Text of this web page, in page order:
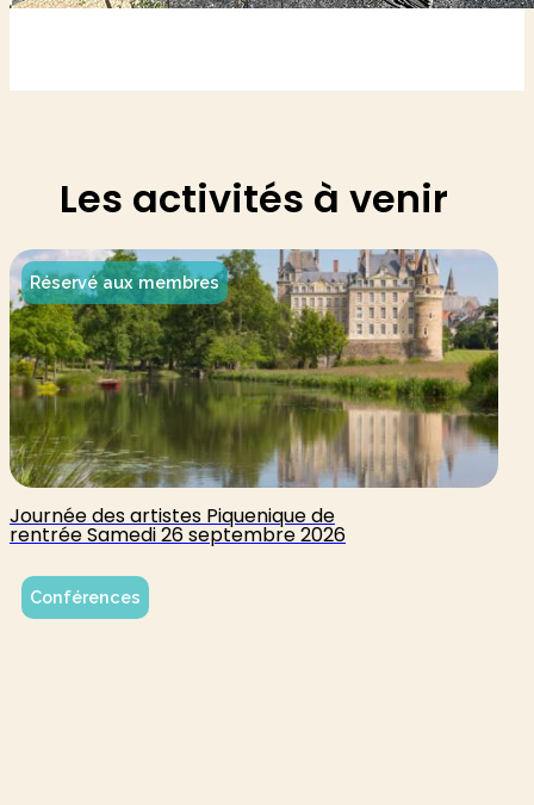
Les activités à venir
Réservé aux membres
Journée des artistes Piquenique de
rentrée Samedi 26 septembre 2026
Conférences